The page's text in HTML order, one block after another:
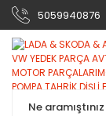
5059940876